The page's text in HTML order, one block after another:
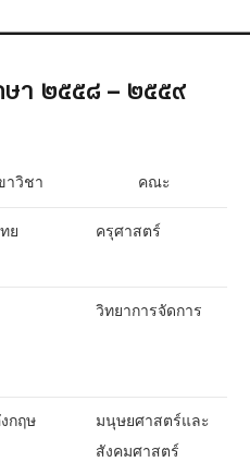
๒๕๕๘ – ๒๕๕๙
าวิชา คณะ
ย ครุศาสตร์
วิทยาการจัดการ
กฤษ
มนุษยศาสตร์และ
สังคมศาสตร์